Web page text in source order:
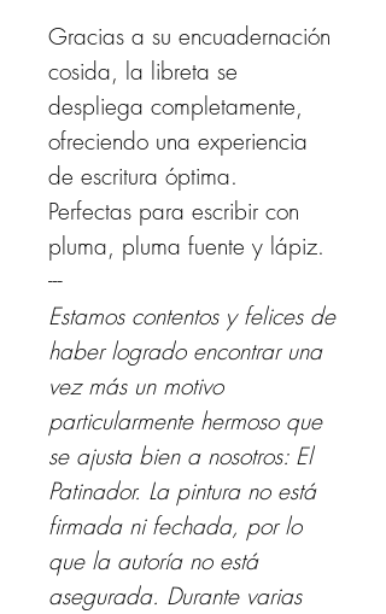
Gracias a su encuadernación
cosida, la libreta se
despliega completamente,
ofreciendo una experiencia
de escritura óptima.
Perfectas para escribir con
pluma, pluma fuente y lápiz.
---
Estamos contentos y felices de
haber logrado encontrar una
vez más un motivo
particularmente hermoso que
se ajusta bien a nosotros: El
Patinador. La pintura no está
firmada ni fechada, por lo
que la autoría no está
asegurada. Durante varias